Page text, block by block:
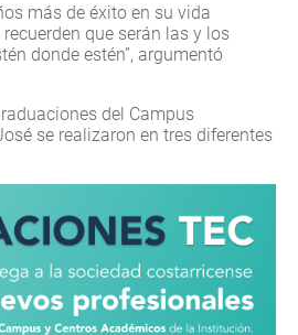
más de éxito en su vida
que serán las y los
donde estén”, argumentó
del Campus
se realizaron en tres diferentes